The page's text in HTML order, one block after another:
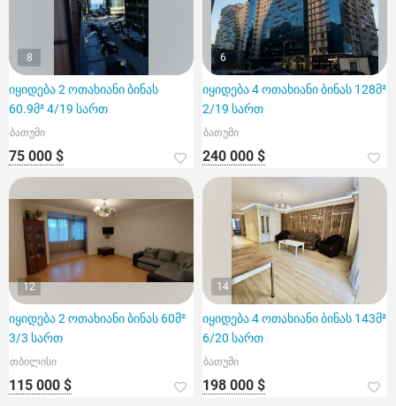
8
იყიდება 2 ოთახიანი ბინას
60.9მ² 4/19 სართ
ბათუმი
75 000 $
6
იყიდება 4 ოთახიანი ბინას 128მ²
2/19 სართ
ბათუმი
240 000 $
12
იყიდება 2 ოთახიანი ბინას 60მ²
3/3 სართ
თბილისი
115 000 $
14
იყიდება 4 ოთახიანი ბინას 143მ²
6/20 სართ
ბათუმი
198 000 $